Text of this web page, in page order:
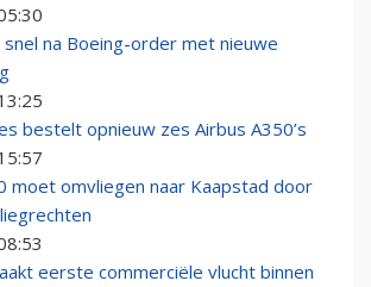
na Boeing-order met nieuwe
bestelt opnieuw zes Airbus A350’s
moet omvliegen naar Kaapstad door
eerste commerciële vlucht binnen